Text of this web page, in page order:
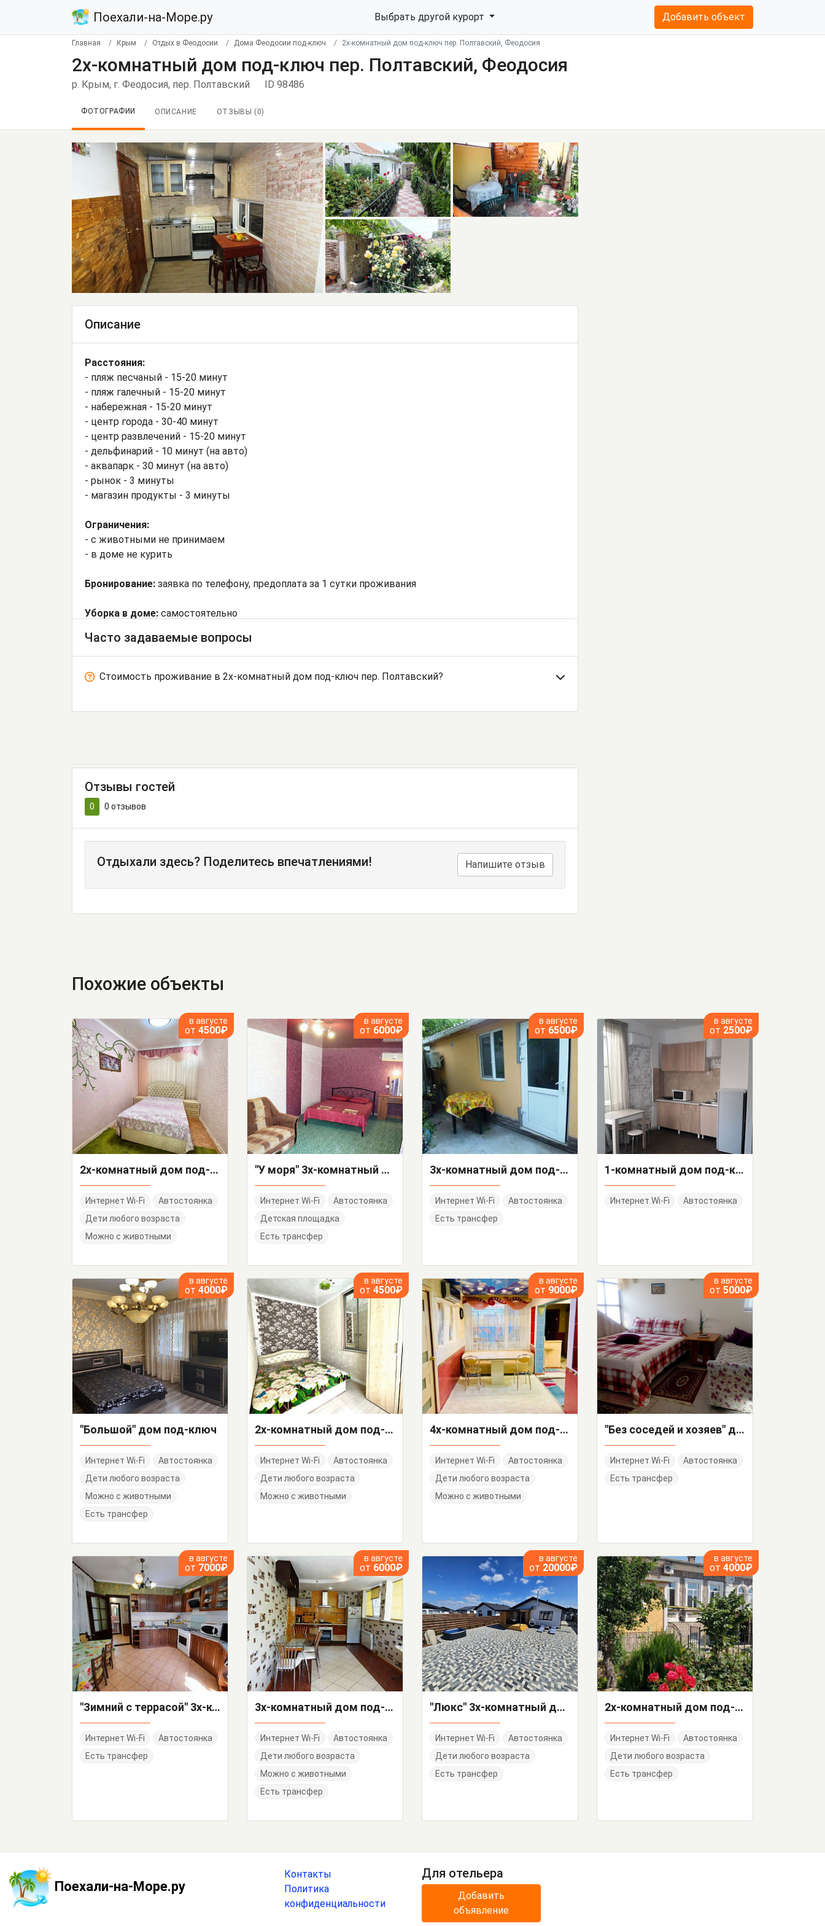
Поехали-на-Море.ру Выбрать другой курорт Добавить объект
Главная Крым Отдых в Феодосии Дома Феодосии под-ключ 2х-комнатный дом под-ключ пер. Полтавский, Феодосия
2х-комнатный дом под-ключ пер. Полтавский, Феодосия
р. Крым, г. Феодосия, пер. Полтавский ID 98486
ФОТОГРАФИИ ОПИСАНИЕ ОТЗЫВЫ ( 0)
Описание
Расстояния:
- пляж песчаный - 15-20 минут
- пляж галечный - 15-20 минут
- набережная - 15-20 минут
- центр города - 30-40 минут
- центр развлечений - 15-20 минут
- дельфинарий - 10 минут (на авто)
- аквапарк - 30 минут (на авто)
- рынок - 3 минуты
- магазин продукты - 3 минуты
Ограничения:
- с животными не принимаем
- в доме не курить
Бронирование: заявка по телефону, предоплата за 1 сутки проживания
Уборка в доме: самостоятельно
Часто задаваемые вопросы
Стоимость проживание в 2х-комнатный дом под-ключ пер. Полтавский?
Отзывы гостей
0 0 отзывов
Отдыхали здесь? Поделитесь впечатлениями! Напишите отзыв
Похожие объекты
в августе
от 4500₽
2х-комнатный дом под-ключ Куйбышева 12-7
Интернет Wi-Fi
Автостоянка
Дети любого возраста
Можно с животными
в августе
от 6000₽
"У моря" 3х-комнатный дом под-ключ
Интернет Wi-Fi
Автостоянка
Детская площадка
Есть трансфер
в августе
от 6500₽
3х-комнатный дом под-ключ Московская 12
Интернет Wi-Fi
Автостоянка
Есть трансфер
в августе
от 2500₽
1-комнатный дом под-ключ Зерновская 34
Интернет Wi-Fi Автостоянка
в августе
от 4000₽
"Большой" дом под-ключ
Интернет Wi-Fi
Автостоянка
Дети любого возраста
Можно с животными
Есть трансфер
в августе
от 4500₽
2х-комнатный дом под-ключ Куйбышева 12/4
Интернет Wi-Fi
Автостоянка
Дети любого возраста
Можно с животными
в августе
от 9000₽
4х-комнатный дом под-ключ Куйбышева 12/5
Интернет Wi-Fi
Автостоянка
Дети любого возраста
Можно с животными
в августе
от 5000₽
"Без соседей и хозяев" дом под-ключ
Интернет Wi-Fi
Автостоянка
Есть трансфер
в августе
от 7000₽
"Зимний с террасой" 3х-комнатный дом под-ключ
Интернет Wi-Fi
Автостоянка
Есть трансфер
в августе
от 6000₽
3х-комнатный дом под-ключ ул. Маяковского
Интернет Wi-Fi
Автостоянка
Дети любого возраста
Можно с животными
Есть трансфер
в августе
от 20000₽
"Люкс" 3х-комнатный дом под-ключ
Интернет Wi-Fi
Автостоянка
Дети любого возраста
Есть трансфер
в августе
от 4000₽
2х-комнатный дом под-ключ Щебетовская 10
Интернет Wi-Fi
Автостоянка
Дети любого возраста
Есть трансфер
Поехали-на-Море.ру
Контакты
Политика
конфиденциальности
Для отельера
Добавить
объявление